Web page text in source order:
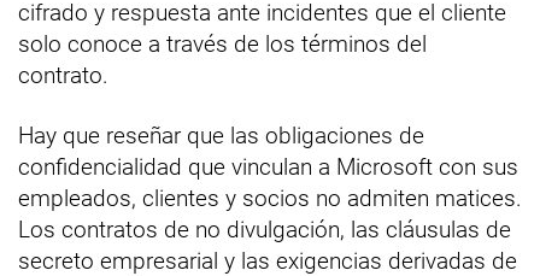
cifrado y respuesta ante incidentes que el cliente
solo conoce a través de los términos del
contrato.
Hay que reseñar que las obligaciones de
confidencialidad que vinculan a Microsoft con sus
empleados, clientes y socios no admiten matices.
Los contratos de no divulgación, las cláusulas de
secreto empresarial y las exigencias derivadas de